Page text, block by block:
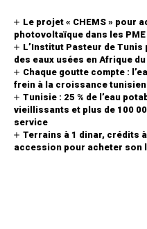
Le projet « CHEMS » pour
photovoltaïque dans les
L’Institut Pasteur de
des eaux usées en Afrique du
Chaque goutte compte :
frein à la croissance
Tunisie : 25 % de l’eau
vieillissants et plus de 100
service
Terrains à 1 dinar, crédits
accession pour acheter son